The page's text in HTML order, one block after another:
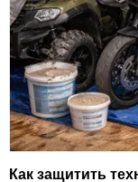
Как защитить